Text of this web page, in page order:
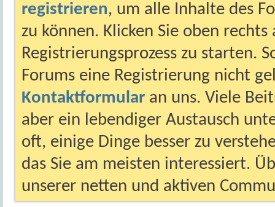
registrieren, um alle Inhalte des
zu können. Klicken Sie oben
Registrierungsprozess zu starten.
Forums eine Registrierung nicht
Kontaktformular an uns. Viele
aber ein lebendiger Austausch
oft, einige Dinge besser zu
das Sie am meisten interessiert.
unserer netten und aktiven